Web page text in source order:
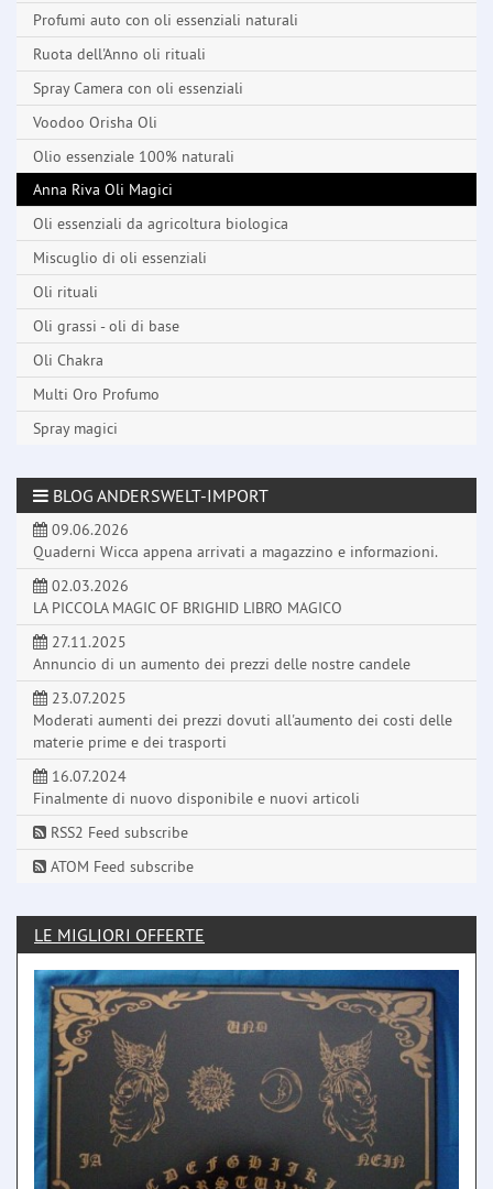
Profumi auto con oli essenziali naturali
Ruota dell'Anno oli rituali
Spray Camera con oli essenziali
Voodoo Orisha Oli
Olio essenziale 100% naturali
Anna Riva Oli Magici
Oli essenziali da agricoltura biologica
Miscuglio di oli essenziali
Oli rituali
Oli grassi - oli di base
Oli Chakra
Multi Oro Profumo
Spray magici
BLOG ANDERSWELT-IMPORT
09.06.2026
Quaderni Wicca appena arrivati a magazzino e informazioni.
02.03.2026
LA PICCOLA MAGIC OF BRIGHID LIBRO MAGICO
27.11.2025
Annuncio di un aumento dei prezzi delle nostre candele
23.07.2025
Moderati aumenti dei prezzi dovuti all'aumento dei costi delle
materie prime e dei trasporti
16.07.2024
Finalmente di nuovo disponibile e nuovi articoli
RSS2 Feed subscribe
ATOM Feed subscribe
LE MIGLIORI OFFERTE